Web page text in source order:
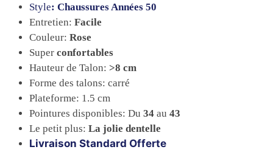
Style: Chaussures Années 50
Entretien: Facile
Couleur: Rose
Super confortables
Hauteur de Talon: >8 cm
Forme des talons: carré
Plateforme: 1.5 cm
Pointures disponibles: Du 34 au 43
Le petit plus: La jolie dentelle
Livraison Standard Offerte